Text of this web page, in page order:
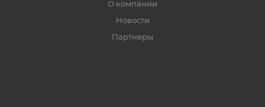
О компании
Новости
Партнеры